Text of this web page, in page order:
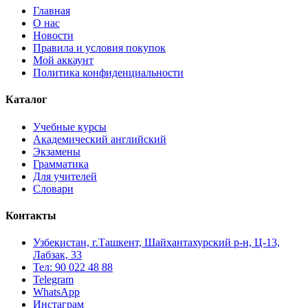
Главная
О нас
Новости
Правила и условия покупок
Мой аккаунт
Политика конфиденциальности
Каталог
Учебные курсы
Академический английский
Экзамены
Грамматика
Для учителей
Словари
Контакты
Узбекистан, г.Ташкент, Шайхантахурский р-н, Ц-13,
Лабзак, 33
Тел: 90 022 48 88
Telegram
WhatsApp
Инстаграм